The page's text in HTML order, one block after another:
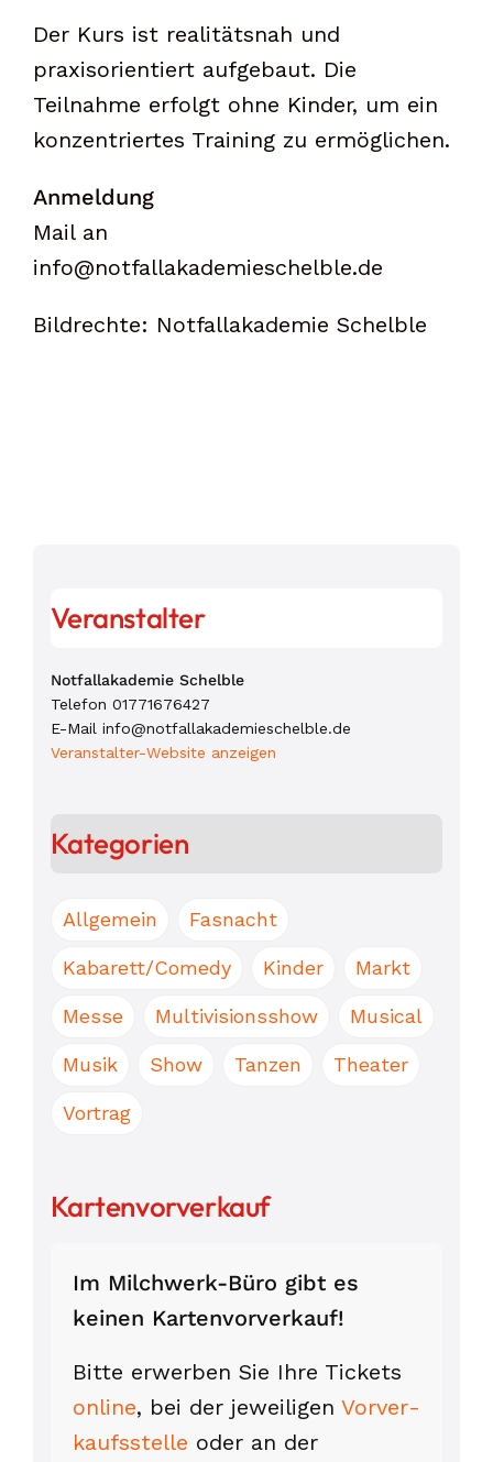
Der Kurs ist realitätsnah und
praxisorientiert aufgebaut. Die
Teilnahme erfolgt ohne Kinder, um ein
konzentriertes Training zu ermöglichen.
Anmeldung
Mail an
info@notfallakademieschelble.de
Bildrechte: Notfallakademie Schelble
Veranstalter
Notfallakademie Schelble
Telefon 01771676427
E-Mail info@notfallakademieschelble.de
Veranstalter-Website anzeigen
Kategorien
Allgemein Fasnacht
Kabarett/Comedy Kinder Markt
Messe Multivisionsshow Musical
Musik Show Tanzen Theater
Vortrag
Kartenvorverkauf
Im Milchwerk-Büro gibt es
keinen Karten­vor­verkauf!
Bitte erwerben Sie Ihre Tickets
online, bei der jeweiligen Vorver­
kaufs­stelle oder an der